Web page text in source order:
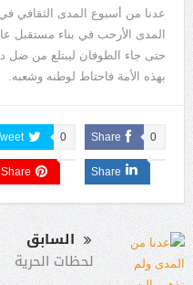
عدنا من أسبوع المدى
المدى الأرحب في بناء مستقبل
حتى جاء الطوفان ليبتلع من ضل
بهذه الأمة فاحتاط لوطنه وشعبه.
Share 0
0
Share
Share
السابق
لحظات الحرية